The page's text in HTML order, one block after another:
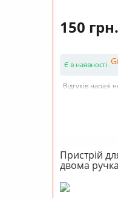
150 грн.
Є в наявності
Відгуків наразі
Пристрій
двома